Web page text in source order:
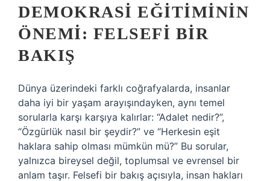
DEMOKRASI EĞITIMININ
ÖNEMI: FELSEFI BIR
BAKIŞ
Dünya üzerindeki farklı coğrafyalarda, insanlar
daha iyi bir yaşam arayışındayken, aynı temel
sorularla karşı karşıya kalırlar: “Adalet nedir?”,
“Özgürlük nasıl bir şeydir?” ve “Herkesin eşit
haklara sahip olması mümkün mü?” Bu sorular,
yalnızca bireysel değil, toplumsal ve evrensel bir
anlam taşır. Felsefi bir bakış açısıyla, insan hakları